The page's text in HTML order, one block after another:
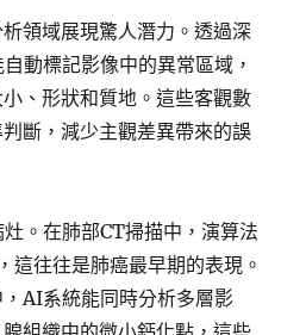
領域展現驚人潛力。透過深
動標記影像中的異常區域，
、形狀和質地。這些客觀數
斷，減少主觀差異帶來的誤
。在肺部CT掃描中，演算法
這往往是肺癌最早期的表現。
AI系統能同時分析多層影